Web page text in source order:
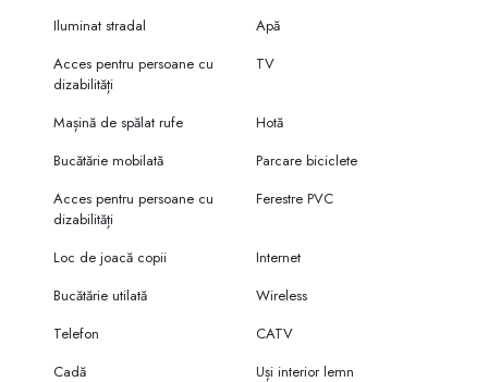
Iluminat stradal
Apă
Acces pentru persoane cu
dizabilități
TV
Mașină de spălat rufe
Hotă
Bucătărie mobilată
Parcare biciclete
Acces pentru persoane cu
dizabilități
Ferestre PVC
Loc de joacă copii
Internet
Bucătărie utilată
Wireless
Telefon
CATV
Cadă
Uși interior lemn